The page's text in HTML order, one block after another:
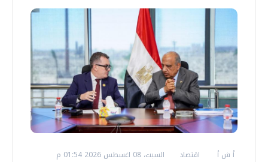
أ ش أ اقتصاد السبت، 08 اغسطس 2026 01:54 م